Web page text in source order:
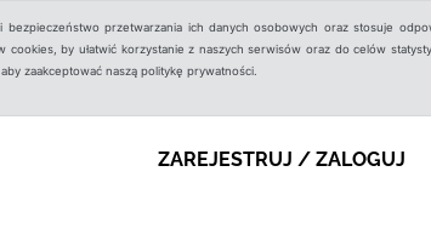
przetwarzania ich danych osobowych oraz stosuje
by ułatwić korzystanie z naszych serwisów oraz do celów
zaakceptować naszą politykę prywatności.
ZAREJESTRUJ / ZALOGUJ